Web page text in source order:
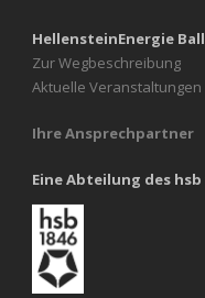
HellensteinEnergie
Zur Wegbeschreibung
Aktuelle Veranstaltungen
Ihre Ansprechpartner
Eine Abteilung des hsb